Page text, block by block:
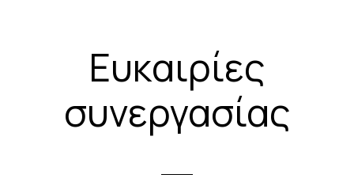
Ευκαιρίες
συνεργασίας